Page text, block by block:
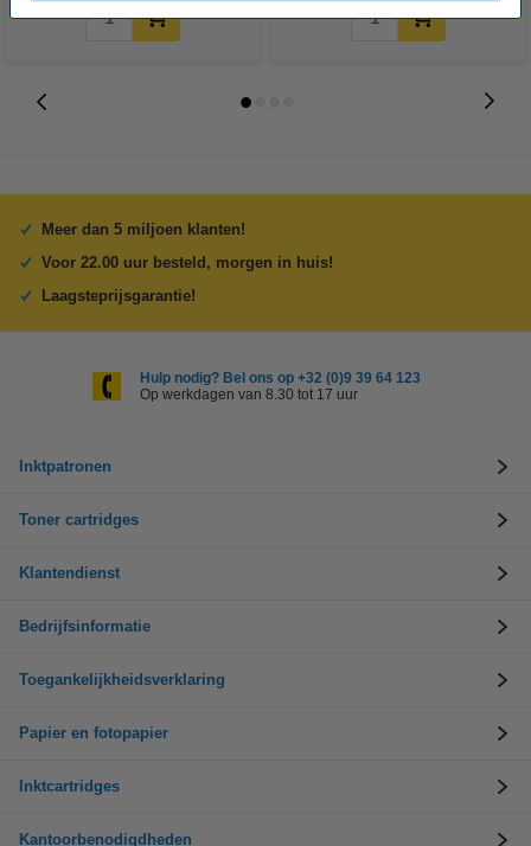
Meer dan 5 miljoen klanten!
Voor 22.00 uur besteld, morgen in huis!
Laagsteprijsgarantie!
Hulp nodig? Bel ons op +32 (0)9 39 64 123
Op werkdagen van 8.30 tot 17 uur
Inktpatronen
Toner cartridges
Klantendienst
Bedrijfsinformatie
Toegankelijkheidsverklaring
Papier en fotopapier
Inktcartridges
Kantoorbenodigdheden